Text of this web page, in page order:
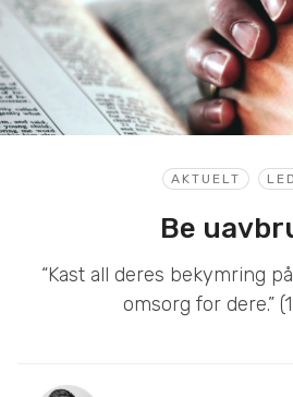
AKTUELT
Be
“Kast all deres bekymring
omsorg for dere.”